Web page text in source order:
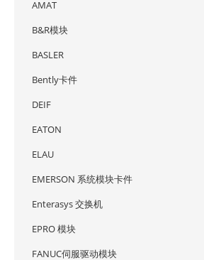
AMAT
B&R模块
BASLER
Bently卡件
DEIF
EATON
ELAU
EMERSON 系统模块卡件
Enterasys 交换机
EPRO 模块
FANUC伺服驱动模块